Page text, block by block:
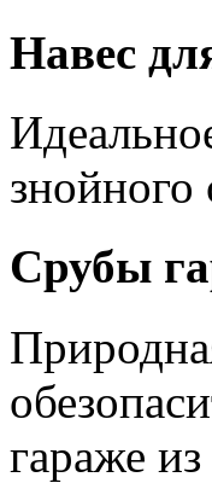
Навес
Срубы
гараже из